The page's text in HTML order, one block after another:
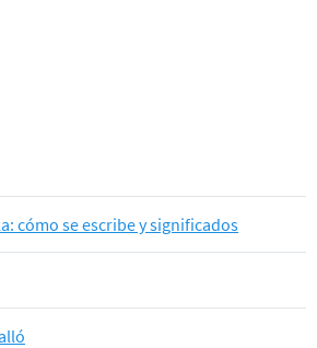
cómo se escribe y significados